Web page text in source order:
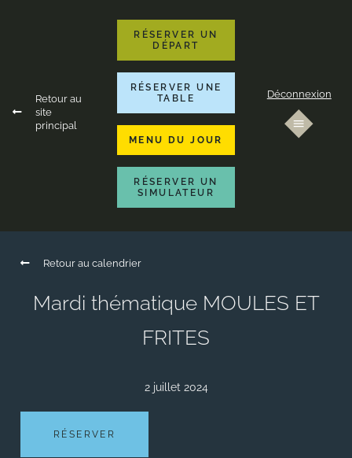
Retour au
site
principal
RÉSERVER UN
DÉPART
RÉSERVER UNE
TABLE
MENU DU JOUR
RÉSERVER UN
SIMULATEUR
Déconnexion
Retour au calendrier
Mardi thématique MOULES ET
FRITES
2 juillet 2024
RÉSERVER